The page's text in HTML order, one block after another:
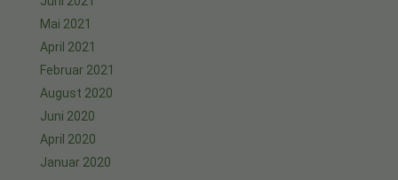
Mai 2021
April 2021
Februar 2021
August 2020
Juni 2020
April 2020
Januar 2020